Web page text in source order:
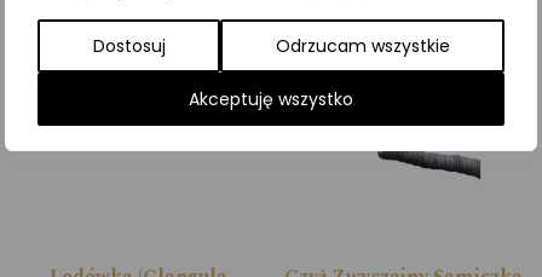
Dostosuj Odrzucam wszystkie
Akceptuję wszystko